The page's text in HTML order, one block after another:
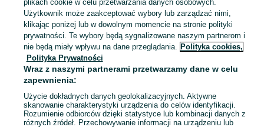
Sprzedaż produktów zdrowia i urody Szczecinek ▶️ Kosmetyki, perfumy, sprzęt medyczny ✅ Nowe i używane w najlepszych cenach ☝ Znajdź ogłoszenia na OLX.pl!
Mapa kategorii
Mapa miejscowości
Mapa ministron
Popularne wyszukiwania
plikach cookie w celu przetwarzania danych osobowych.
Użytkownik może zaakceptować wybory lub zarządzać nimi,
klikając poniżej lub w dowolnym momencie na stronie polityki
prywatności. Te wybory będą sygnalizowane naszym partnerom i
nie będą miały wpływu na dane przeglądania. Polityka cookies,
Polityka Prywatności
Wraz z naszymi partnerami przetwarzamy dane w celu
zapewnienia:
Użycie dokładnych danych geolokalizacyjnych. Aktywne
skanowanie charakterystyki urządzenia do celów identyfikacji.
Rozumienie odbiorców dzięki statystyce lub kombinacji danych z
różnych źródeł. Przechowywanie informacji na urządzeniu lub